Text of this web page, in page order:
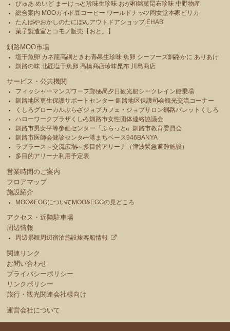
ぴゅあ めいど まーけっと珍味生珍味 おが和銘菓昆布珍味 中野物産
総合案内 MOOガイド豆コーヒー ワールドナッツ 岡女堂本家 ピリカ
たんばやおかしのたにぽんアウトドアショップ EHAB
菓子製造室とコモノ販売【おと。】
釧路MOO市場
塩干魚卵 カネ龍高綱 ときわ青果生珍味 魚卵 シーフーズ釧路かに ありあけ
釧路の味 北匠塩干魚卵 高橋商店珍味昆布 川島商店
サービス・公共機関
フィッシャーマンズワーフ郵便局夕日観光船シークレイン船乗場
釧路地区更生保護サポートセンター 釧路地区保護司会観光交流コーナー
くしろグローカルぷらざジョブカフェ・ジョブサロン釧路パレットくしろ
ハローワークプラザくしろ釧路市女性団体連絡協議会
釧路市男女平等参画センター「ふらっと」釧路市教育委員会
釧路市医師会健診センター港まちベース946BANYA
ラプラース～交流広場～ 多目的アリーナ（津波緊急避難施設）
多目的アリーナ利用予定表
営業時間のご案内
フロアマップ
施設紹介
MOO&EGGについて MOO&EGGの見どころ
アクセス・近隣駐車場
周辺情報
周辺景観 周辺宿泊施設旅客船情報
関連リンク
お問い合わせ
プライバシーポリシー
リンクポリシー
旅行・観光関連会社様向け
運営会社について